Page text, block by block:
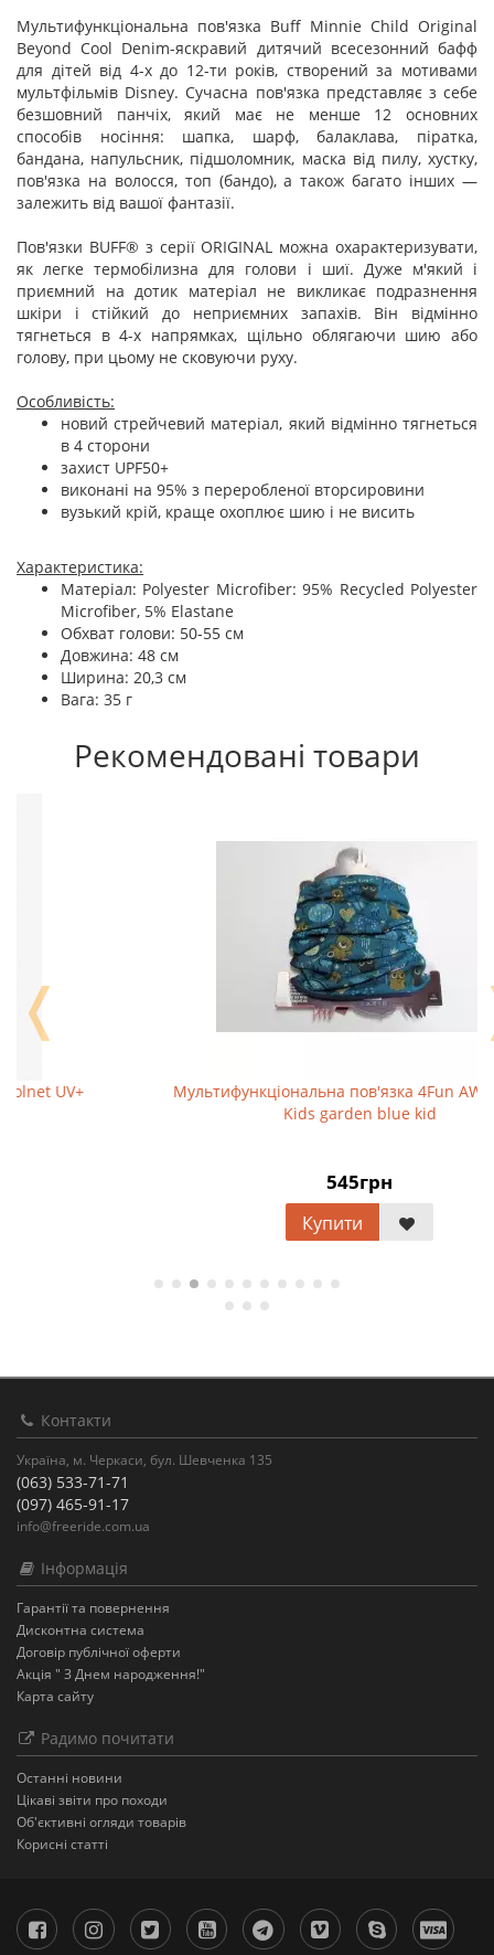
Мультифункціональна пов'язка Buff Minnie Child Original
Beyond Cool Denim-яскравий дитячий всесезонний бафф
для дітей від 4-х до 12-ти років, створений за мотивами
мультфільмів Disney. Сучасна пов'язка представляє з себе
безшовний панчіх, який має не менше 12 основних
способів носіння: шапка, шарф, балаклава, піратка,
бандана, напульсник, підшоломник, маска від пилу, хустку,
пов'язка на волосся, топ (бандо), а також багато інших —
залежить від вашої фантазії.
Пов'язки BUFF® з серії ORIGINAL можна охарактеризувати,
як легке термобілизна для голови і шиї. Дуже м'який і
приємний на дотик матеріал не викликає подразнення
шкіри і стійкий до неприємних запахів. Він відмінно
тягнеться в 4-х напрямках, щільно облягаючи шию або
голову, при цьому не сковуючи руху.
Особливість:
новий стрейчевий матеріал, який відмінно тягнеться
в 4 сторони
захист UPF50+
виконані на 95% з переробленої вторсировини
вузький крій, краще охоплює шию і не висить
Характеристика:
Матеріал: Polyester Microfiber: 95% Recycled Polyester
Microfiber, 5% Elastane
Обхват голови: 50-55 см
Довжина: 48 см
Ширина: 20,3 см
Вага: 35 г
Рекомендовані товари
Мультифункціональна пов'язка 4Fun AW Polartec
Kids garden blue kid
❬
Контакти
Україна, м. Черкаси, бул. Шевченка 135
(063) 533-71-71
(097) 465-91-17
info@freeride.com.ua
Інформація
Гарантії та повернення
Дисконтна система
Договір публічної оферти
Акція " З Днем народження!"
Карта сайту
Радимо почитати
Останнi новини
Цікаві звіти про походи
Об'єктивні огляди товарів
Корисні статті